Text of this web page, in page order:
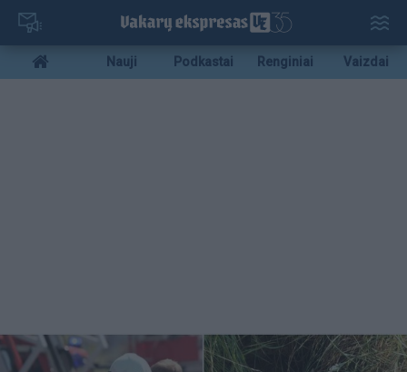
Pereiti
pagrindinį
turinį
Mobile
menu
Nauji Podkastai Renginiai Vaizdai